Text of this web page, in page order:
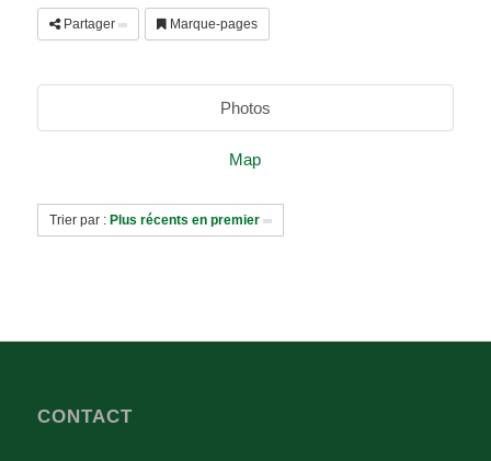
Partager Marque-pages
Photos
Map
Trier par : Plus récents en premier
CONTACT